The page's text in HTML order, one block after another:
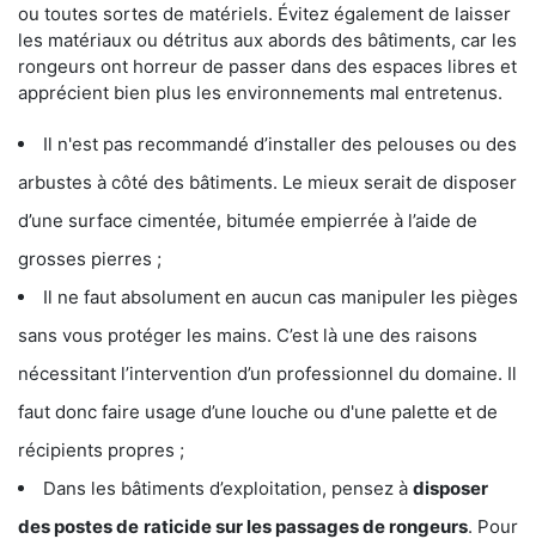
ou toutes sortes de matériels. Évitez également de laisser
les matériaux ou détritus aux abords des bâtiments, car les
rongeurs ont horreur de passer dans des espaces libres et
apprécient bien plus les environnements mal entretenus.
Il n'est pas recommandé d’installer des pelouses ou des
arbustes à côté des bâtiments. Le mieux serait de disposer
d’une surface cimentée, bitumée empierrée à l’aide de
grosses pierres ;
Il ne faut absolument en aucun cas manipuler les pièges
sans vous protéger les mains. C’est là une des raisons
nécessitant l’intervention d’un professionnel du domaine. Il
faut donc faire usage d’une louche ou d'une palette et de
récipients propres ;
Dans les bâtiments d’exploitation, pensez à disposer
des postes de raticide sur les passages de rongeurs. Pour